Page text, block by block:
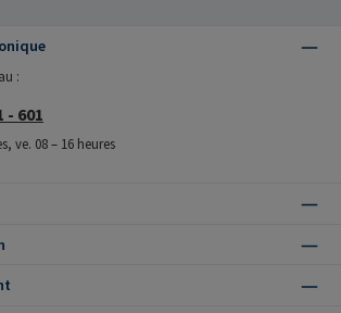
:
- 601
ve. 08 – 16 heures